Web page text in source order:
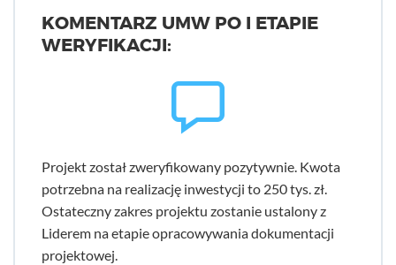
KOMENTARZ UMW PO I ETAPIE
WERYFIKACJI:
Projekt został zweryfikowany pozytywnie. Kwota
potrzebna na realizację inwestycji to 250 tys. zł.
Ostateczny zakres projektu zostanie ustalony z
Liderem na etapie opracowywania dokumentacji
projektowej.